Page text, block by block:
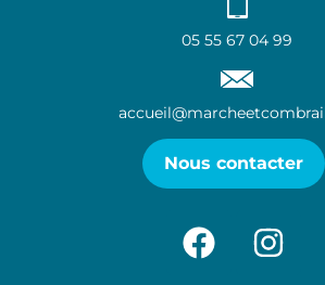
05 55 67 04 99
Nous contacter